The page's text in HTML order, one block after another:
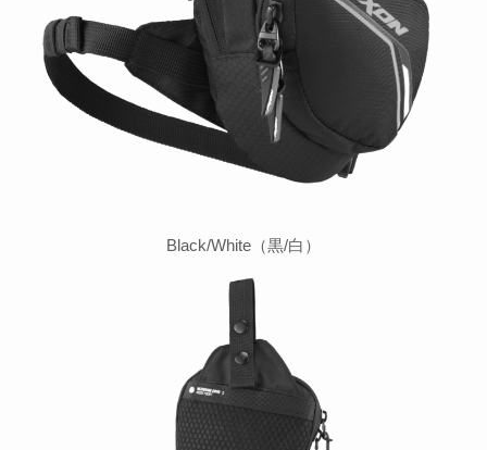
Black/White（黒/白）